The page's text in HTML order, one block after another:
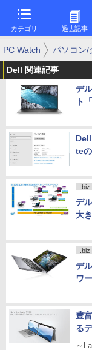
カテゴリ 過去記事
PC Watch パソコン/
Dell 関連記事
デ
ト
te
.biz
デ
大
.biz
デ
ワ
豊
る
～